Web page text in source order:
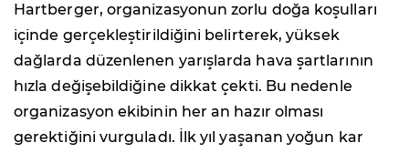
Hartberger, organizasyonun zorlu doğa koşulları
içinde gerçekleştirildiğini belirterek, yüksek
dağlarda düzenlenen yarışlarda hava şartlarının
hızla değişebildiğine dikkat çekti. Bu nedenle
organizasyon ekibinin her an hazır olması
gerektiğini vurguladı. İlk yıl yaşanan yoğun kar